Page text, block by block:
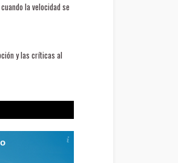
la velocidad se
y las críticas al